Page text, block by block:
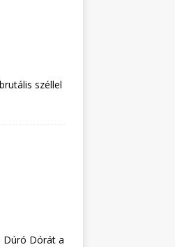
széllel
Dúró Dórát a